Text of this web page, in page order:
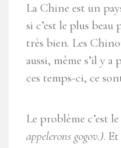
La Chine est un
si c’est le plus beau
très bien. Les
aussi, même s’il y a
ces temps-ci, ce
Le problème c’est le
appelerons gogov.).